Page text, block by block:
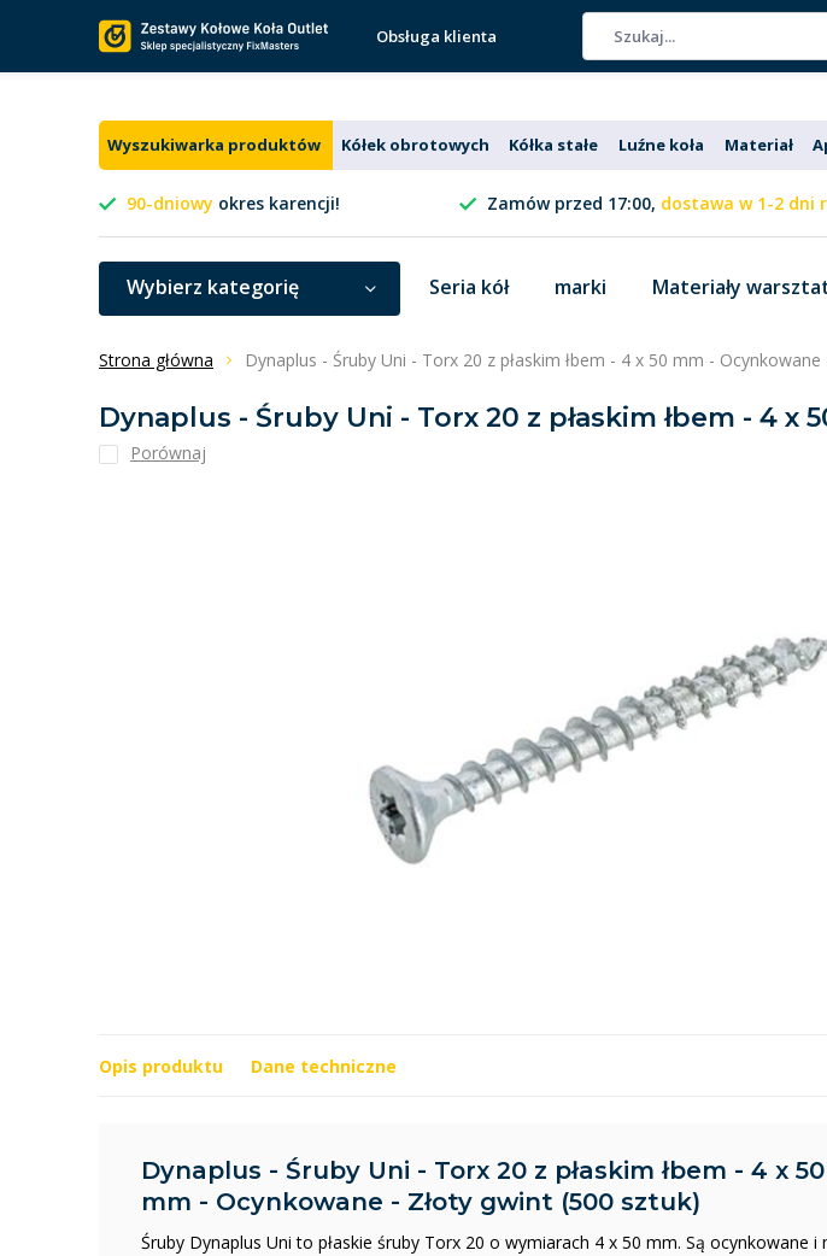
Obsługa klienta
Wyszukiwarka produktów Kółek obrotowych Kółka stałe Luźne koła Materiał
90-dniowy okres karencji! Zamów przed 17:00, dostawa w 1-2 dni
Wybierz kategorię Seria kół marki Materiały
Strona główna Dynaplus - Śruby Uni - Torx 20 z płaskim łbem - 4 x 50 mm -
Dynaplus - Śruby Uni - Torx 20 z płaskim łbem - 4
Porównaj
Opis produktu Dane techniczne
Dynaplus - Śruby Uni - Torx 20 z płaskim łbem - 4 x 50
mm - Ocynkowane - Złoty gwint (500 sztuk)
Śruby Dynaplus Uni to płaskie śruby Torx 20 o wymiarach 4 x 50 mm. Są ocynkowane i